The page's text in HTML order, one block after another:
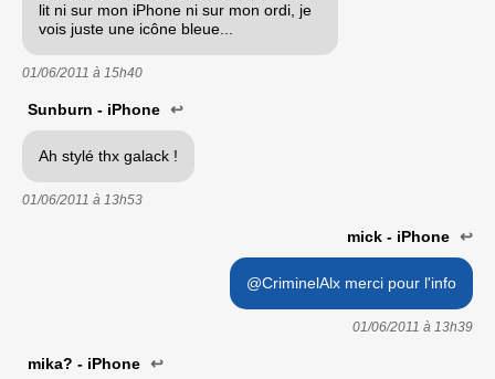
lit ni sur mon iPhone ni sur mon ordi, je
vois juste une icône bleue...
01/06/2011 à 15h40
Sunburn - iPhone ↩
Ah stylé thx galack !
01/06/2011 à 13h53
mick - iPhone ↩
@CriminelAlx merci pour l'info
01/06/2011 à 13h39
mika? - iPhone ↩